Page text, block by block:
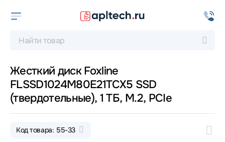
Жесткий диск Foxline
FLSSD1024M80E21TCX5 SSD
(твердотельные), 1 ТБ, M.2, PCIe
Код товара: 55-33